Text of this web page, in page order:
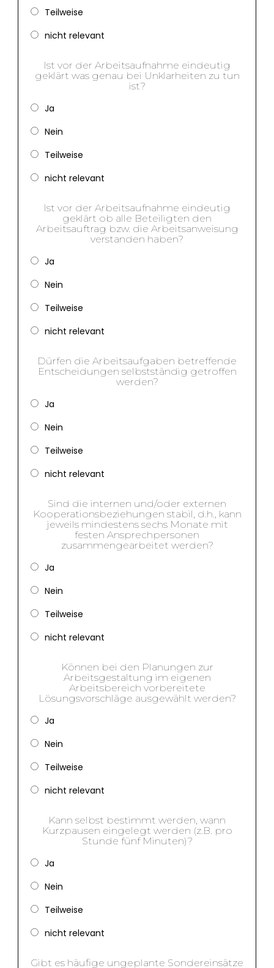
Teilweise
nicht relevant
Ist vor der Arbeitsaufnahme eindeutig
geklärt was genau bei Unklarheiten zu tun
ist?
Ja
Nein
Teilweise
nicht relevant
Ist vor der Arbeitsaufnahme eindeutig
geklärt ob alle Beteiligten den
Arbeitsauftrag bzw. die Arbeitsanweisung
verstanden haben?
Ja
Nein
Teilweise
nicht relevant
Dürfen die Arbeitsaufgaben betreffende
Entscheidungen selbstständig getroffen
werden?
Ja
Nein
Teilweise
nicht relevant
Sind die internen und/oder externen
Kooperationsbeziehungen stabil, d.h., kann
jeweils mindestens sechs Monate mit
festen Ansprechpersonen
zusammengearbeitet werden?
Ja
Nein
Teilweise
nicht relevant
Können bei den Planungen zur
Arbeitsgestaltung im eigenen
Arbeitsbereich vorbereitete
Lösungsvorschläge ausgewählt werden?
Ja
Nein
Teilweise
nicht relevant
Kann selbst bestimmt werden, wann
Kurzpausen eingelegt werden (z.B. pro
Stunde fünf Minuten)?
Ja
Nein
Teilweise
nicht relevant
Gibt es häufige ungeplante Sondereinsätze